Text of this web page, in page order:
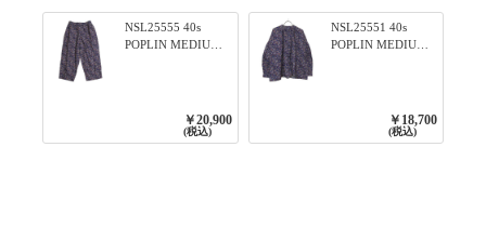
NSL25555 40s
POPLIN MEDIUM
￥20,900
(税込)
NSL25551 40s
POPLIN MEDIUM
3800NAVY BASE
￥18,700
(税込)